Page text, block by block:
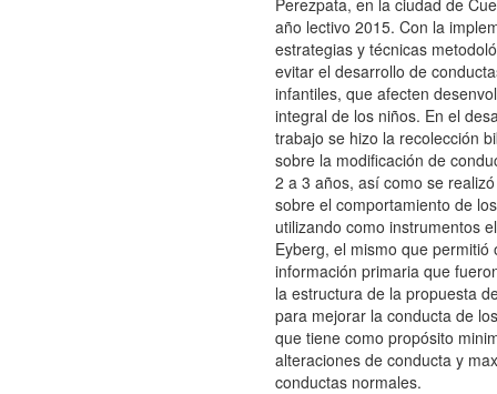
Perezpata, en la ciudad de
año lectivo 2015. Con la
estrategias y técnicas
evitar el desarrollo de
infantiles, que afecten
integral de los niños. En el
trabajo se hizo la recolección
sobre la modificación de
2 a 3 años, así como se
sobre el comportamiento de
utilizando como instrumentos
Eyberg, el mismo que permitió
información primaria que
la estructura de la propuesta
para mejorar la conducta de
que tiene como propósito
alteraciones de conducta y
conductas normales.